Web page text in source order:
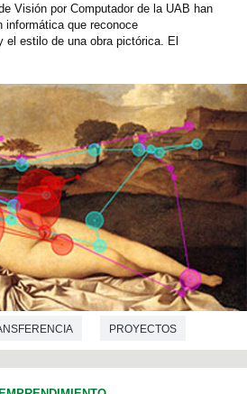
Visión por Computador de la UAB han
informática que reconoce
el estilo de una obra pictórica. El
PROYECTOS